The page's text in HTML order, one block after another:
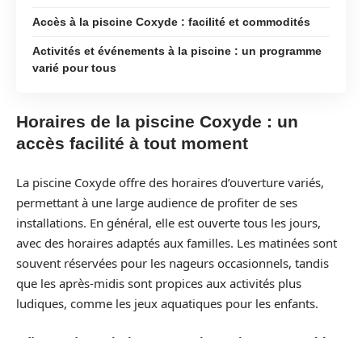
Accès à la piscine Coxyde : facilité et commodités
Activités et événements à la piscine : un programme
varié pour tous
Horaires de la piscine Coxyde : un
accès facilité à tout moment
La piscine Coxyde offre des horaires d’ouverture variés,
permettant à une large audience de profiter de ses
installations. En général, elle est ouverte tous les jours,
avec des horaires adaptés aux familles. Les matinées sont
souvent réservées pour les nageurs occasionnels, tandis
que les après-midis sont propices aux activités plus
ludiques, comme les jeux aquatiques pour les enfants.